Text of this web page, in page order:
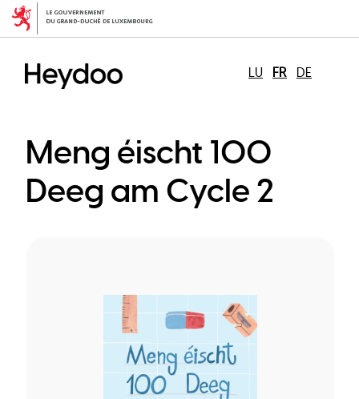
Aller
au
principal
LU FR DE
Meng éischt 100
Deeg am Cycle 2